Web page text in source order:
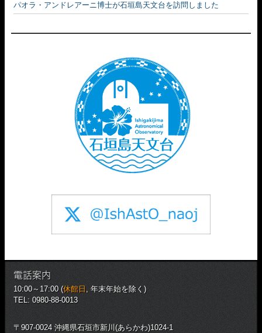
パオラ・アンドレアーニ博士が石垣島天文台を訪問しました
電話案内
10:00～17:00 (休館日 , 年末年始を除く)
TEL: 0980-88-0013
〒907-0024 沖縄県石垣市新川(あらかわ)1024-1